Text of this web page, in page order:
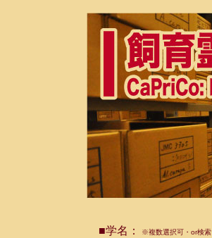
■学名： ※複数選択可・or検索